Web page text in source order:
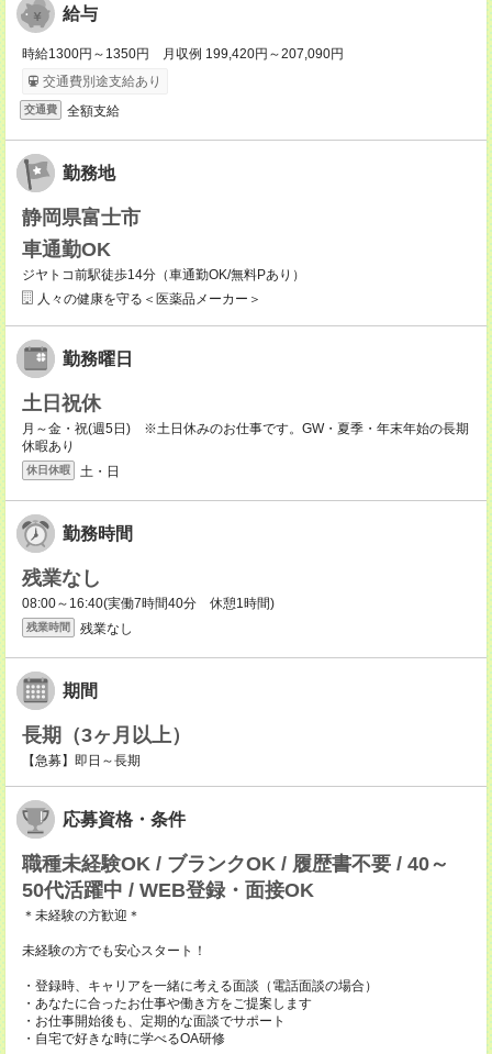
給与
時給1300円～1350円 月収例 199,420円～207,090円
交通費別途支給あり
交通費 全額支給
勤務地
静岡県富士市
車通勤OK
ジヤトコ前駅徒歩14分（車通勤OK/無料Pあり）
人々の健康を守る＜医薬品メーカー＞
勤務曜日
土日祝休
月～金・祝(週5日) ※土日休みのお仕事です。GW・夏季・年末年始の長期
休暇あり
休日休暇 土・日
勤務時間
残業なし
08:00～16:40(実働7時間40分 休憩1時間)
残業時間 残業なし
期間
長期（3ヶ月以上）
【急募】即日～長期
応募資格・条件
職種未経験OK / ブランクOK / 履歴書不要 / 40～
50代活躍中 / WEB登録・面接OK
＊未経験の方歓迎＊
未経験の方でも安心スタート！
・登録時、キャリアを一緒に考える面談（電話面談の場合）
・あなたに合ったお仕事や働き方をご提案します
・お仕事開始後も、定期的な面談でサポート
・自宅で好きな時に学べるOA研修